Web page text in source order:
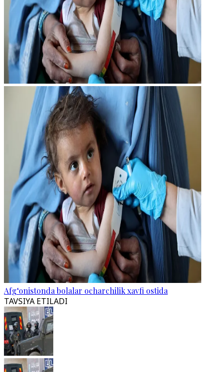
Afg‘onistonda bolalar ocharchilik xavfi ostida
TAVSIYA ETILADI